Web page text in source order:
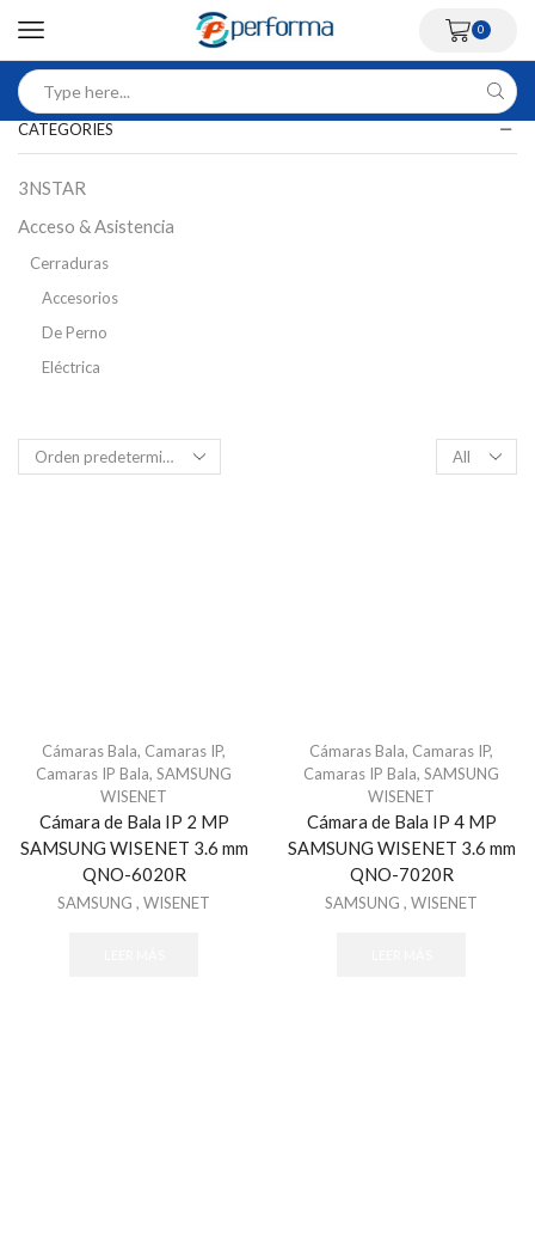
0
Cámaras Bala, Camaras IP,
Camaras IP Bala, SAMSUNG
WISENET
Cámara de Bala IP 2 MP
SAMSUNG WISENET 3.6 mm
QNO-6020R
SAMSUNG , WISENET
Cámaras Bala, Camaras IP,
Camaras IP Bala, SAMSUNG
WISENET
Cámara de Bala IP 4 MP
SAMSUNG WISENET 3.6 mm
QNO-7020R
SAMSUNG , WISENET
CATEGORIES
3NSTAR
Acceso & Asistencia
Cerraduras
Accesorios
De Perno
Eléctrica
Magnética
Control Acceso Peatonal
Motores Para Portones
Refacciones - Control Acceso Vehícular
Control de Acceso
Accesorios - Control de Acceso
Controladores y Distribuidores